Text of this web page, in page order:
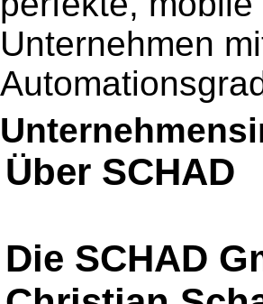
Unternehmen
Über SCHAD
Die SCHAD